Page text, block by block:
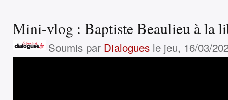
Mini-vlog : Baptiste Beaulieu à la
Soumis par Dialoguesle jeu, 16/03/